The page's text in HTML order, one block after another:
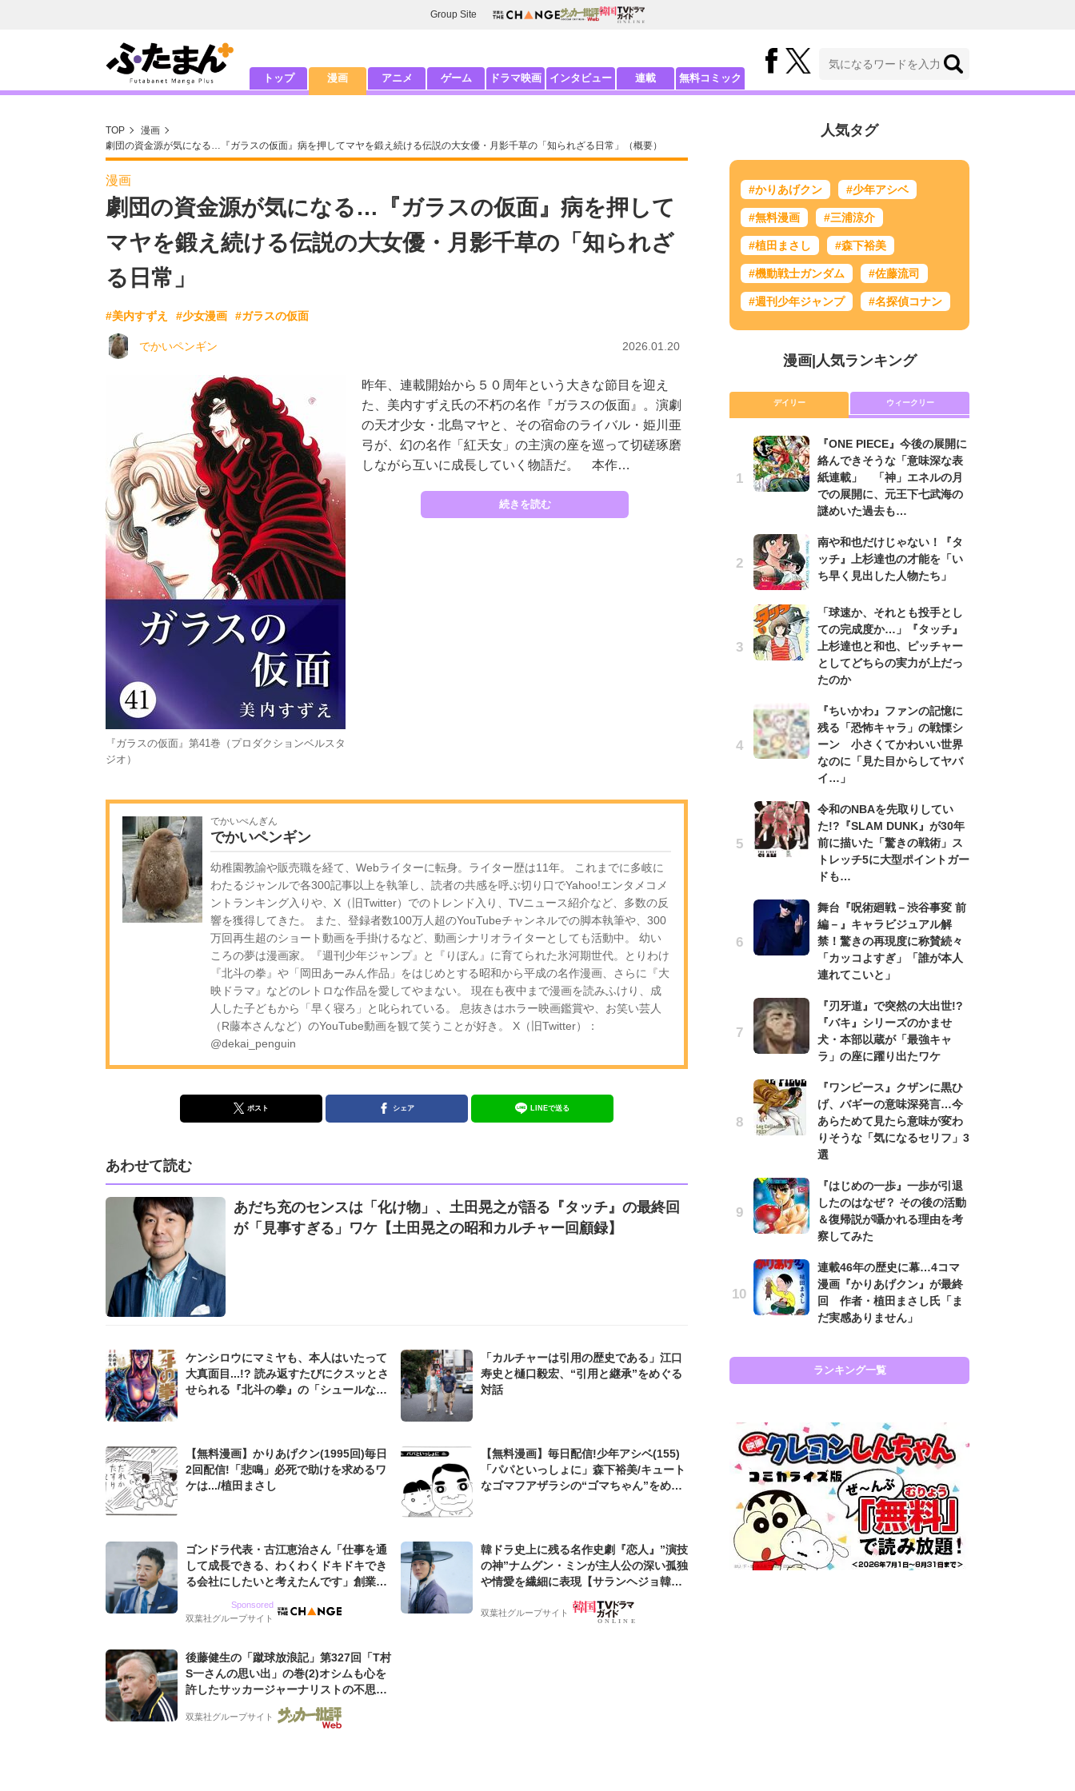
Group Site
トップ 漫画 アニメ ゲーム ドラマ映画 インタビュー 連載 無料コミック
TOP
漫画
劇団の資金源が気になる…『ガラスの仮面』病を押してマヤを鍛え続ける伝説の大女優・月影千草の「知られざる日常」（概要）
漫画
劇団の資金源が気になる…『ガラスの仮面』病を押して
マヤを鍛え続ける伝説の大女優・月影千草の「知られざ
る日常」
#美内すずえ #少女漫画 #ガラスの仮面
でかいペンギン 2026.01.20
『ガラスの仮面』第41巻（プロダクションベルスタ
ジオ）
昨年、連載開始から５０周年という大きな節目を迎え
た、美内すずえ氏の不朽の名作『ガラスの仮面』。演劇
の天才少女・北島マヤと、その宿命のライバル・姫川亜
弓が、幻の名作「紅天女」の主演の座を巡って切磋琢磨
しながら互いに成長していく物語だ。 本作…
続きを読む
でかいぺんぎん
でかいペンギン
幼稚園教諭や販売職を経て、Webライターに転身。ライター歴は11年。 これまでに多岐に
わたるジャンルで各300記事以上を執筆し、読者の共感を呼ぶ切り口でYahoo!エンタメコメ
ントランキング入りや、X（旧Twitter）でのトレンド入り、TVニュース紹介など、多数の反
響を獲得してきた。 また、登録者数100万人超のYouTubeチャンネルでの脚本執筆や、300
万回再生超のショート動画を手掛けるなど、動画シナリオライターとしても活動中。 幼い
ころの夢は漫画家。『週刊少年ジャンプ』と『りぼん』に育てられた氷河期世代。とりわけ
『北斗の拳』や「岡田あーみん作品」をはじめとする昭和から平成の名作漫画、さらに『大
映ドラマ』などのレトロな作品を愛してやまない。 現在も夜中まで漫画を読みふけり、成
人した子どもから「早く寝ろ」と叱られている。 息抜きはホラー映画鑑賞や、お笑い芸人
（R藤本さんなど）のYouTube動画を観て笑うことが好き。 X（旧Twitter）：
@dekai_penguin
ポスト シェア LINEで送る
あわせて読む
あだち充のセンスは「化け物」、土田晃之が語る『タッチ』の最終回
が「見事すぎる」ワケ【土田晃之の昭和カルチャー回顧録】
ケンシロウにマミヤも、本人はいたって
大真面目...!? 読み返すたびにクスッとさ
せられる『北斗の拳』の「シュールなシ
「カルチャーは引用の歴史である」江口
寿史と樋口毅宏、“引用と継承”をめぐる
対話
【無料漫画】かりあげクン(1995回)毎日
2回配信!「悲鳴」必死で助けを求めるワ
ケは.../植田まさし
【無料漫画】毎日配信!少年アシベ(155)
「パパといっしょに」森下裕美/キュート
なゴマフアザラシの“ゴマちゃん”をめぐ
ゴンドラ代表・古江恵治さん「仕事を通
して成長できる、わくわくドキドキでき
る会社にしたいと考えたんです」創業来
グ会社のアイデンティティ
Sponsored
双葉社グループサイト
韓ドラ史上に残る名作史劇『恋人』”演技
の神”ナムグン・ミンが主人公の深い孤独
や情愛を繊細に表現【サランヘジョ韓ド
双葉社グループサイト
後藤健生の「蹴球放浪記」第327回「T村
S一さんの思い出」の巻(2)オシムも心を
許したサッカージャーナリストの不思議
な人徳。全州のはずが原州へ? 愛すべき
男の“大迷子”伝説
双葉社グループサイト
人気タグ
#かりあげクン #少年アシベ
#無料漫画 #三浦涼介
#植田まさし #森下裕美
#機動戦士ガンダム #佐藤流司
#週刊少年ジャンプ #名探偵コナン
漫画| 人気ランキング
デイリー ウィークリー
『ONE PIECE』今後の展開に
絡んできそうな「意味深な表
紙連載」 「神」エネルの月
での展開に、元王下七武海の
謎めいた過去も…
南や和也だけじゃない！『タ
ッチ』上杉達也の才能を「い
ち早く見出した人物たち」
「球速か、それとも投手とし
ての完成度か…」『タッチ』
上杉達也と和也、ピッチャー
としてどちらの実力が上だっ
たのか
『ちいかわ』ファンの記憶に
残る「恐怖キャラ」の戦慄シ
ーン 小さくてかわいい世界
なのに「見た目からしてヤバ
イ…」
令和のNBAを先取りしてい
た!?『SLAM DUNK』が30年
前に描いた「驚きの戦術」ス
トレッチ5に大型ポイントガー
ドも…
舞台『呪術廻戦－渋谷事変 前
編－』キャラビジュアル解
禁！驚きの再現度に称賛続々
「カッコよすぎ」「誰が本人
連れてこいと」
『刃牙道』で突然の大出世!?
『バキ』シリーズのかませ
犬・本部以蔵が「最強キャ
ラ」の座に躍り出たワケ
『ワンピース』クザンに黒ひ
げ、バギーの意味深発言…今
あらためて見たら意味が変わ
りそうな「気になるセリフ」3
選
『はじめの一歩』一歩が引退
したのはなぜ？ その後の活動
＆復帰説が囁かれる理由を考
察してみた
連載46年の歴史に幕…4コマ
漫画『かりあげクン』が最終
回 作者・植田まさし氏「ま
だ実感ありません」
ランキング一覧